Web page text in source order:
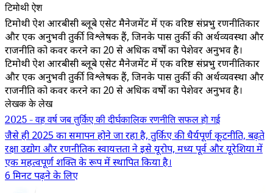
टिमोथी ऐश
टिमोथी ऐश आरबीसी ब्लूबे एसेट मैनेजमेंट में एक वरिष्ठ संप्रभु रणनीतिकार
और एक अनुभवी तुर्की विश्लेषक हैं, जिनके पास तुर्की की अर्थव्यवस्था और
राजनीति को कवर करने का 20 से अधिक वर्षों का पेशेवर अनुभव है।
टिमोथी ऐश आरबीसी ब्लूबे एसेट मैनेजमेंट में एक वरिष्ठ संप्रभु रणनीतिकार
और एक अनुभवी तुर्की विश्लेषक हैं, जिनके पास तुर्की की अर्थव्यवस्था और
राजनीति को कवर करने का 20 से अधिक वर्षों का पेशेवर अनुभव है।
लेखक के लेख
2025 - वह वर्ष जब तुर्किए की दीर्घकालिक रणनीति सफल हो गई
जैसे ही 2025 का समापन होने जा रहा है, तुर्किए की धैर्यपूर्ण कूटनीति, बढ़ते
रक्षा उद्योग और रणनीतिक स्वायत्तता ने इसे यूरोप, मध्य पूर्व और यूरेशिया में
एक महत्वपूर्ण शक्ति के रूप में स्थापित किया है।
6 मिनट पढ़ने के लिए